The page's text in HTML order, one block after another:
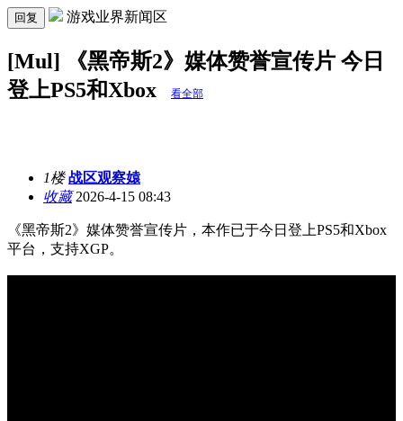
回复 游戏业界新闻区
[Mul] 《黑帝斯2》媒体赞誉宣传片 今日
登上PS5和Xbox
看全部
1楼 战区观察媴
收藏2026-4-15 08:43
《黑帝斯2》媒体赞誉宣传片，本作已于今日登上PS5和Xbox
平台，支持XGP。